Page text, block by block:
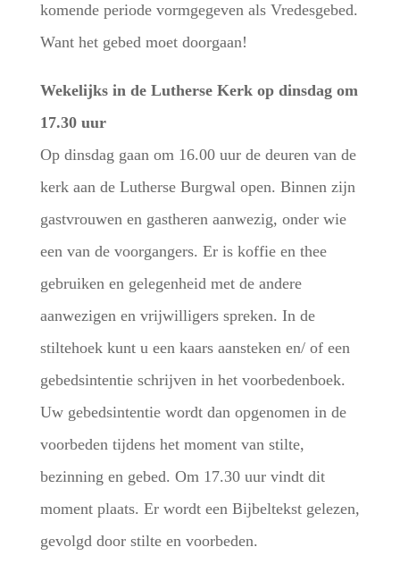
komende periode vormgegeven als Vredesgebed.
Want het gebed moet doorgaan!
Wekelijks in de Lutherse Kerk op dinsdag om
17.30 uur
Op dinsdag gaan om 16.00 uur de deuren van de
kerk aan de Lutherse Burgwal open. Binnen zijn
gastvrouwen en gastheren aanwezig, onder wie
een van de voorgangers. Er is koffie en thee
gebruiken en gelegenheid met de andere
aanwezigen en vrijwilligers spreken. In de
stiltehoek kunt u een kaars aansteken en/ of een
gebedsintentie schrijven in het voorbedenboek.
Uw gebedsintentie wordt dan opgenomen in de
voorbeden tijdens het moment van stilte,
bezinning en gebed. Om 17.30 uur vindt dit
moment plaats. Er wordt een Bijbeltekst gelezen,
gevolgd door stilte en voorbeden.